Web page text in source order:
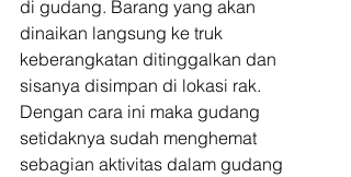
di gudang. Barang yang akan
dinaikan langsung ke truk
keberangkatan ditinggalkan dan
sisanya disimpan di lokasi rak.
Dengan cara ini maka gudang
setidaknya sudah menghemat
sebagian aktivitas dalam gudang